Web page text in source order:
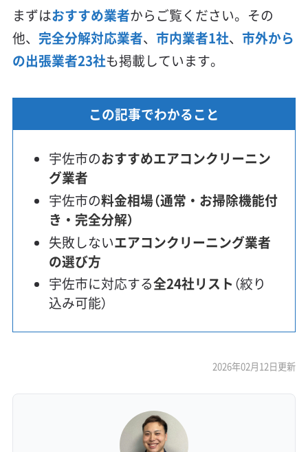
まずはおすすめ業者からご覧ください。その
他、 完全分解対応業者、 市内業者1社、 市外から
の出張業者23社も掲載しています。
この記事でわかること
宇佐市のおすすめエアコンクリーニン
グ業者
宇佐市の料金相場（通常・お掃除機能付
き・完全分解）
失敗しないエアコンクリーニング業者
の選び方
宇佐市に対応する全24社リスト （絞り
込み可能）
2026年02月12日更新